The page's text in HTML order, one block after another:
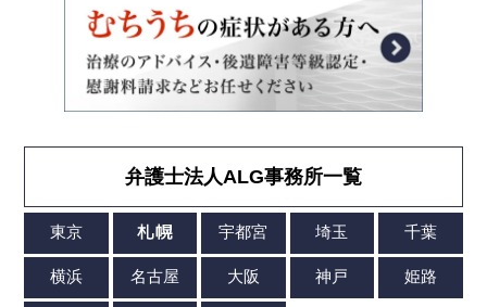
弁護士法人ALG事務所一覧